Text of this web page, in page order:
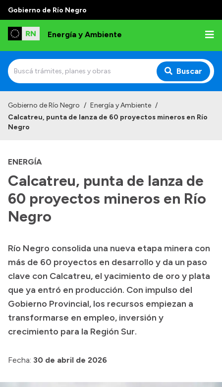
Gobierno de Río Negro
Energía y Ambiente
Buscar
Institucional
Autoridades
Normativa
Reportes
Presupuesto
Boletín Oficial
Compras y licitaciones
Consulta de expedientes
Consulta de pago a proveedores
Convocatorias
Gobierno de Río Negro / Energía y Ambiente /
Calcatreu, punta de lanza de 60 proyectos mineros en Río
Negro
ENERGÍA
Calcatreu, punta de lanza de
60 proyectos mineros en Río
Negro
Río Negro consolida una nueva etapa minera con
más de 60 proyectos en desarrollo y da un paso
clave con Calcatreu, el yacimiento de oro y plata
que ya entró en producción. Con impulso del
Gobierno Provincial, los recursos empiezan a
transformarse en empleo, inversión y
crecimiento para la Región Sur.
Fecha: 30 de abril de 2026